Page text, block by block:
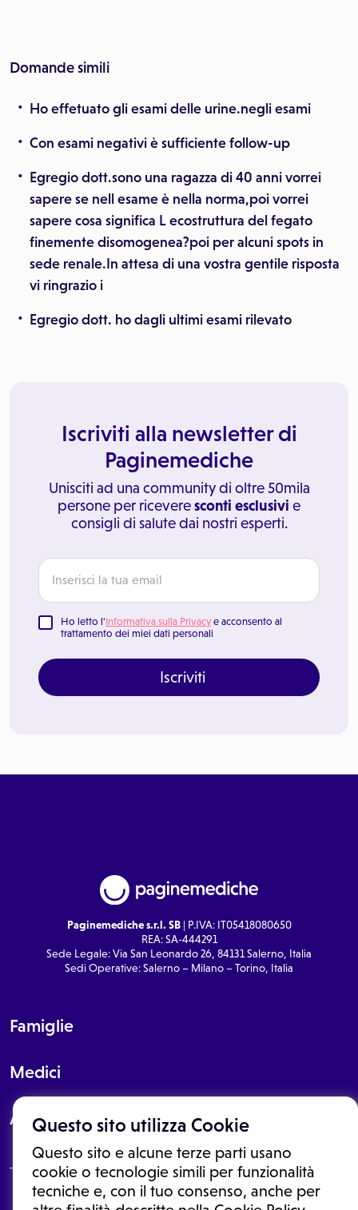
Questo sito utilizza Cookie
Questo sito e alcune terze parti usano
cookie o tecnologie simili per funzionalità
tecniche e, con il tuo consenso, anche per
Domande simili
Ho effetuato gli esami delle urine.negli esami
Con esami negativi è sufficiente follow-up
Egregio dott.sono una ragazza di 40 anni vorrei
sapere se nell esame è nella norma,poi vorrei
sapere cosa significa L ecostruttura del fegato
finemente disomogenea?poi per alcuni spots in
sede renale.In attesa di una vostra gentile risposta
vi ringrazio i
Egregio dott. ho dagli ultimi esami rilevato
Iscriviti alla newsletter di
Paginemediche
Unisciti ad una community di oltre 50mila
persone per riceveresconti esclusivi e
consigli di salute dai nostri esperti.
Ho letto l'Informativa sulla Privacy e acconsento al
trattamento dei miei dati personali
Iscriviti
Paginemediche s.r.l. SB| P.IVA: IT05418080650
REA: SA-444291
Sede Legale: Via San Leonardo 26, 84131 Salerno, Italia
Sedi Operative: Salerno – Milano – Torino, Italia
Famiglie
Medici
About
Le informazioni proposte in questo sito non sono un consulto medico.